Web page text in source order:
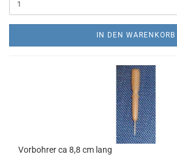
IN DEN WARENKORB
Vorbohrer ca 8,8 cm lang